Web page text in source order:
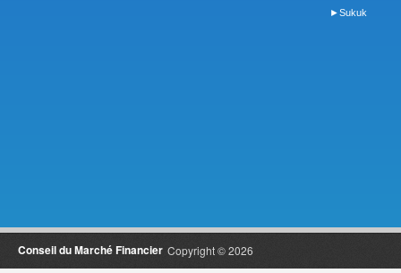
►Sukuk
Copyright © 2026
Conseil du Marché Financier